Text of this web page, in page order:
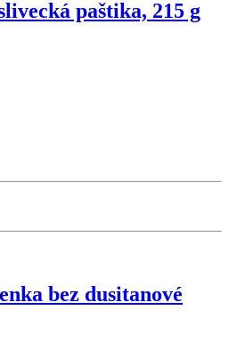
paštika, 215 g
bez dusitanové